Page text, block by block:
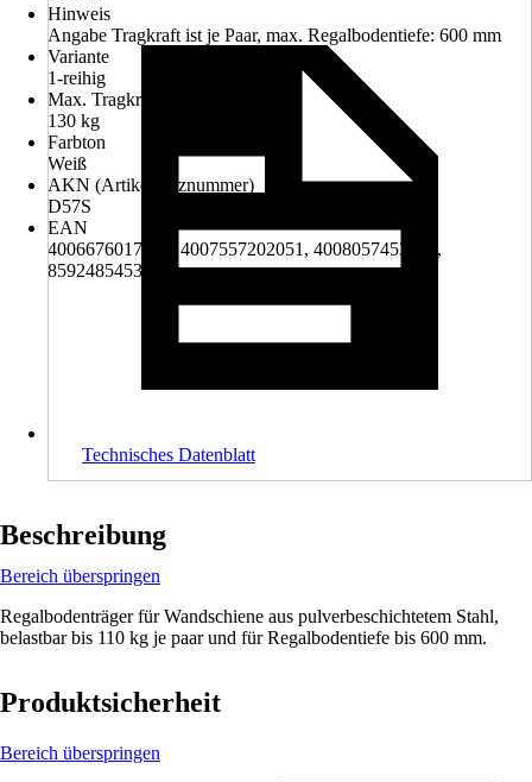
Hinweis
Angabe Tragkraft ist je Paar, max. Regalbodentiefe: 600 mm
Variante
1-reihig
Max. Tragkraft
130 kg
Farbton
Weiß
AKN (Artikelkurznummer)
D57S
EAN
4006676017294, 4007557202051, 4008057453769,
8592485453768
Technisches Datenblatt
Beschreibung
Bereich überspringen
Regalbodenträger für Wandschiene aus pulverbeschichtetem Stahl,
belastbar bis 110 kg je paar und für Regalbodentiefe bis 600 mm.
Produktsicherheit
Bereich überspringen